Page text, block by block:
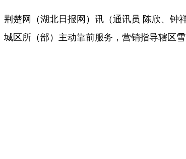
荆楚网（湖北日报网）讯（通讯员 陈欣、钟
城区所（部）主动靠前服务，营销指导辖区